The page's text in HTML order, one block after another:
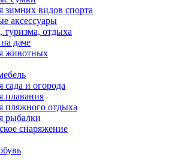
зимних видов спорта
аксессуары
туризма, отдыха
даче
животных
сада и огорода
плавания
пляжного отдыха
рыбалки
снаряжение